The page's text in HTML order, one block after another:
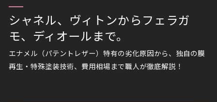
シャネル、ヴィトンからフェラガ
モ、ディオールまで。
エナメル（パテントレザー）特有の劣化原因から、独自の膜
再生・特殊塗装技術、費用相場まで職人が徹底解説！